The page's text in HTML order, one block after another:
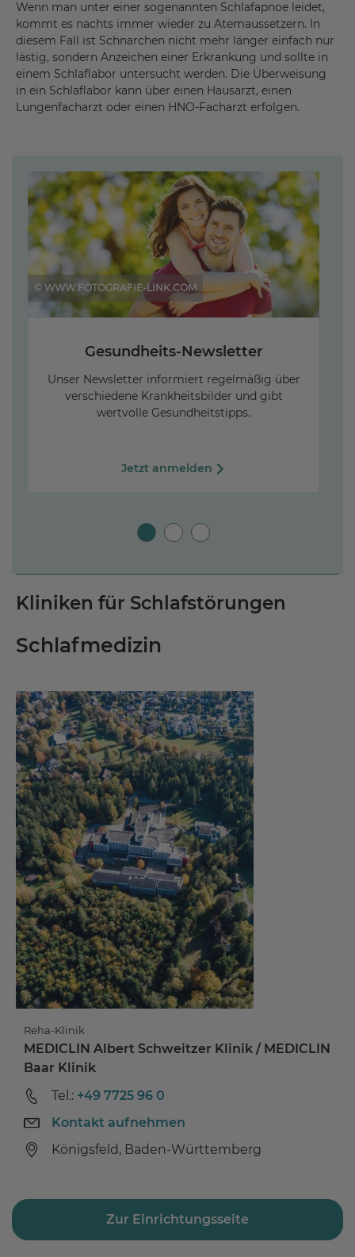
Wenn man unter einer sogenannten Schlafapnoe leidet,
kommt es nachts immer wieder zu Atemaussetzern. In
diesem Fall ist Schnarchen nicht mehr länger einfach nur
lästig, sondern Anzeichen einer Erkrankung und sollte in
einem Schlaflabor untersucht werden. Die Überweisung
in ein Schlaflabor kann über einen Hausarzt, einen
Lungenfacharzt oder einen HNO-Facharzt erfolgen.
© WWW.FOTOGRAFIE-LINK.COM
Gesundheits-Newsletter
Unser Newsletter informiert regelmäßig über
verschiedene Krankheitsbilder und gibt
wertvolle Gesundheitstipps.
Jetzt anmelden
Kliniken für Schlafstörungen
Schlafmedizin
Reha-Klinik
MEDICLIN Albert Schweitzer Klinik / MEDICLIN
Baar Klinik
Tel.: +49 7725 96 0
Kontakt aufnehmen
Königsfeld, Baden-Württemberg
Zur Einrichtungsseite